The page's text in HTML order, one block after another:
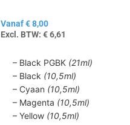
Vanaf€8,00
Excl. BTW: €6,61
– Black PGBK (21ml)
– Black (10,5ml)
– Cyaan (10,5ml)
– Magenta (10,5ml)
– Yellow (10,5ml)
productpagina